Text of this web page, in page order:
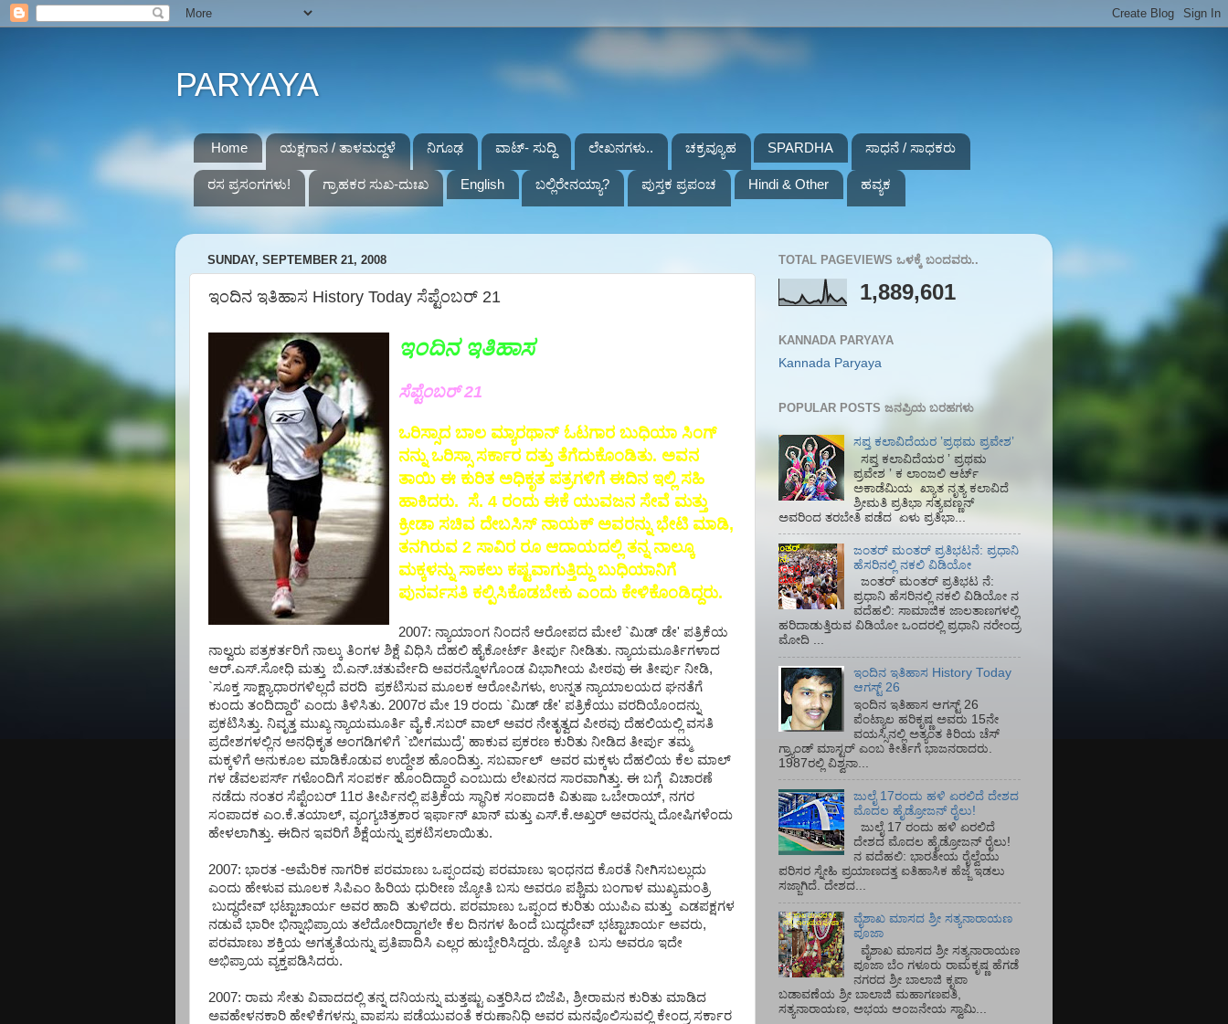
PARYAYA
Home ಯಕ್ಷಗಾನ / ತಾಳಮದ್ದಳೆ ನಿಗೂಢ ವಾಟ್- ಸುದ್ದಿ ಲೇಖನಗಳು.. ಚಕ್ರವ್ಯೂಹ SPARDHA ಸಾಧನೆ / ಸಾಧಕರು
ರಸ ಪ್ರಸಂಗಗಳು! ಗ್ರಾಹಕರ ಸುಖ-ದುಃಖ English ಬಲ್ಲಿರೇನಯ್ಯಾ? ಪುಸ್ತಕ ಪ್ರಪಂಚ Hindi & Other ಹವ್ಯಕ
SUNDAY, SEPTEMBER 21, 2008
ಇಂದಿನ ಇತಿಹಾಸ History Today ಸೆಪ್ಟೆಂಬರ್ 21
ಇಂದಿನ ಇತಿಹಾಸ
ಸೆಪ್ಟೆಂಬರ್ 21
ಒರಿಸ್ಸಾದ ಬಾಲ ಮ್ಯಾರಥಾನ್ ಓಟಗಾರ ಬುಧಿಯಾ ಸಿಂಗ್
ನನ್ನು ಒರಿಸ್ಸಾ ಸರ್ಕಾರ ದತ್ತು ತೆಗೆದುಕೊಂಡಿತು. ಅವನ
ತಾಯಿ ಈ ಕುರಿತ ಅಧಿಕೃತ ಪತ್ರಗಳಿಗೆ ಈದಿನ ಇಲ್ಲಿ ಸಹಿ
ಹಾಕಿದರು. ಸೆ. 4 ರಂದು ಈಕೆ ಯುವಜನ ಸೇವೆ ಮತ್ತು
ಕ್ರೀಡಾ ಸಚಿವ ದೇಬಸಿಸ್ ನಾಯಕ್ ಅವರನ್ನು ಭೇಟಿ ಮಾಡಿ,
ತನಗಿರುವ 2 ಸಾವಿರ ರೂ ಆದಾಯದಲ್ಲಿ ತನ್ನ ನಾಲ್ಕೂ
ಮಕ್ಕಳನ್ನು ಸಾಕಲು ಕಷ್ಟವಾಗುತ್ತಿದ್ದು ಬುಧಿಯಾನಿಗೆ
ಪುನರ್ವಸತಿ ಕಲ್ಪಿಸಿಕೊಡಬೇಕು ಎಂದು ಕೇಳಿಕೊಂಡಿದ್ದರು.
2007: ನ್ಯಾಯಾಂಗ ನಿಂದನೆ ಆರೋಪದ ಮೇಲೆ `ಮಿಡ್ ಡೇ' ಪತ್ರಿಕೆಯ
ನಾಲ್ವರು ಪತ್ರಕರ್ತರಿಗೆ ನಾಲ್ಕು ತಿಂಗಳ ಶಿಕ್ಷೆ ವಿಧಿಸಿ ದೆಹಲಿ ಹೈಕೋರ್ಟ್ ತೀರ್ಪು ನೀಡಿತು. ನ್ಯಾಯಮೂರ್ತಿಗಳಾದ
ಆರ್.ಎಸ್.ಸೋಧಿ ಮತ್ತು ಬಿ.ಎನ್.ಚತುರ್ವೇದಿ ಅವರನ್ನೊಳಗೊಂಡ ವಿಭಾಗೀಯ ಪೀಠವು ಈ ತೀರ್ಪು ನೀಡಿ,
`ಸೂಕ್ತ ಸಾಕ್ಷ್ಯಾಧಾರಗಳಿಲ್ಲದೆ ವರದಿ ಪ್ರಕಟಿಸುವ ಮೂಲಕ ಆರೋಪಿಗಳು, ಉನ್ನತ ನ್ಯಾಯಾಲಯದ ಘನತೆಗೆ
ಕುಂದು ತಂದಿದ್ದಾರೆ' ಎಂದು ತಿಳಿಸಿತು. 2007ರ ಮೇ 19 ರಂದು `ಮಿಡ್ ಡೇ' ಪತ್ರಿಕೆಯು ವರದಿಯೊಂದನ್ನು
ಪ್ರಕಟಿಸಿತ್ತು. ನಿವೃತ್ತ ಮುಖ್ಯ ನ್ಯಾಯಮೂರ್ತಿ ವೈ.ಕೆ.ಸಬರ್ ವಾಲ್ ಅವರ ನೇತೃತ್ವದ ಪೀಠವು ದೆಹಲಿಯಲ್ಲಿ ವಸತಿ
ಪ್ರದೇಶಗಳಲ್ಲಿನ ಅನಧಿಕೃತ ಅಂಗಡಿಗಳಿಗೆ `ಬೀಗಮುದ್ರೆ' ಹಾಕುವ ಪ್ರಕರಣ ಕುರಿತು ನೀಡಿದ ತೀರ್ಪು ತಮ್ಮ
ಮಕ್ಕಳಿಗೆ ಅನುಕೂಲ ಮಾಡಿಕೊಡುವ ಉದ್ದೇಶ ಹೊಂದಿತ್ತು. ಸಬರ್ವಾಲ್ ಅವರ ಮಕ್ಕಳು ದೆಹಲಿಯ ಕೆಲ ಮಾಲ್
ಗಳ ಡೆವಲಪರ್ಸ್ ಗಳೊಂದಿಗೆ ಸಂಪರ್ಕ ಹೊಂದಿದ್ದಾರೆ ಎಂಬುದು ಲೇಖನದ ಸಾರವಾಗಿತ್ತು. ಈ ಬಗ್ಗೆ ವಿಚಾರಣೆ
ನಡೆದು ನಂತರ ಸೆಪ್ಟೆಂಬರ್ 11ರ ತೀರ್ಪಿನಲ್ಲಿ ಪತ್ರಿಕೆಯ ಸ್ಥಾನಿಕ ಸಂಪಾದಕಿ ವಿತುಷಾ ಒಬೇರಾಯ್, ನಗರ
ಸಂಪಾದಕ ಎಂ.ಕೆ.ತಯಾಲ್, ವ್ಯಂಗ್ಯಚಿತ್ರಕಾರ ಇರ್ಫಾನ್ ಖಾನ್ ಮತ್ತು ಎಸ್.ಕೆ.ಅಖ್ತರ್ ಅವರನ್ನು ದೋಷಿಗಳೆಂದು
ಹೇಳಲಾಗಿತ್ತು. ಈದಿನ ಇವರಿಗೆ ಶಿಕ್ಷೆಯನ್ನು ಪ್ರಕಟಿಸಲಾಯಿತು.
2007: ಭಾರತ -ಅಮೆರಿಕ ನಾಗರಿಕ ಪರಮಾಣು ಒಪ್ಪಂದವು ಪರಮಾಣು ಇಂಧನದ ಕೊರತೆ ನೀಗಿಸಬಲ್ಲುದು
ಎಂದು ಹೇಳುವ ಮೂಲಕ ಸಿಪಿಎಂ ಹಿರಿಯ ಧುರೀಣ ಜ್ಯೋತಿ ಬಸು ಅವರೂ ಪಶ್ಚಿಮ ಬಂಗಾಳ ಮುಖ್ಯಮಂತ್ರಿ
ಬುದ್ಧದೇವ್ ಭಟ್ಟಾಚಾರ್ಯ ಅವರ ಹಾದಿ ತುಳಿದರು. ಪರಮಾಣು ಒಪ್ಪಂದ ಕುರಿತು ಯುಪಿಎ ಮತ್ತು ಎಡಪಕ್ಷಗಳ
ನಡುವೆ ಭಾರೀ ಭಿನ್ನಾಭಿಪ್ರಾಯ ತಲೆದೋರಿದ್ದಾಗಲೇ ಕೆಲ ದಿನಗಳ ಹಿಂದೆ ಬುದ್ಧದೇವ್ ಭಟ್ಟಾಚಾರ್ಯ ಅವರು,
ಪರಮಾಣು ಶಕ್ತಿಯ ಅಗತ್ಯತೆಯನ್ನು ಪ್ರತಿಪಾದಿಸಿ ಎಲ್ಲರ ಹುಬ್ಬೇರಿಸಿದ್ದರು. ಜ್ಯೋತಿ ಬಸು ಅವರೂ ಇದೇ
ಅಭಿಪ್ರಾಯ ವ್ಯಕ್ತಪಡಿಸಿದರು.
2007: ರಾಮ ಸೇತು ವಿವಾದದಲ್ಲಿ ತನ್ನ ದನಿಯನ್ನು ಮತ್ತಷ್ಟು ಎತ್ತರಿಸಿದ ಬಿಜೆಪಿ, ಶ್ರೀರಾಮನ ಕುರಿತು ಮಾಡಿದ
ಅವಹೇಳನಕಾರಿ ಹೇಳಿಕೆಗಳನ್ನು ವಾಪಸು ಪಡೆಯುವಂತೆ ಕರುಣಾನಿಧಿ ಅವರ ಮನವೊಲಿಸುವಲ್ಲಿ ಕೇಂದ್ರ ಸರ್ಕಾರ
TOTAL PAGEVIEWS ಒಳಕ್ಕೆ ಬಂದವರು..
1,889,601
KANNADA PARYAYA
Kannada Paryaya
POPULAR POSTS ಜನಪ್ರಿಯ ಬರಹಗಳು
ಸಪ್ತ ಕಲಾವಿದೆಯರ ʼಪ್ರಥಮ ಪ್ರವೇಶʼ
ಸಪ್ತ ಕಲಾವಿದೆಯರ ʼ ಪ್ರಥಮ
ಪ್ರವೇಶ ʼ ಕ ಲಾಂಜಲಿ ಆರ್ಟ್
ಅಕಾಡೆಮಿಯ‌ ಖ್ಯಾತ ನೃತ್ಯ ಕಲಾವಿದೆ
ಶ್ರೀಮತಿ ಪ್ರತಿಭಾ ಸತ್ಯವಣ್ಣನ್
ಅವರಿಂದ ತರಬೇತಿ ಪಡೆದ ಏಳು ಪ್ರತಿಭಾ...
ಜಂತರ್ ಮಂತರ್ ಪ್ರತಿಭಟನೆ: ಪ್ರಧಾನಿ
ಹೆಸರಿನಲ್ಲಿ ನಕಲಿ ವಿಡಿಯೋ
ಜಂತರ್ ಮಂತರ್ ಪ್ರತಿಭಟ ನೆ:
ಪ್ರಧಾನಿ ಹೆಸರಿನಲ್ಲಿ ನಕಲಿ ವಿಡಿಯೋ ನ
ವದೆಹಲಿ: ಸಾಮಾಜಿಕ ಜಾಲತಾಣಗಳಲ್ಲಿ
ಹರಿದಾಡುತ್ತಿರುವ ವಿಡಿಯೋ ಒಂದರಲ್ಲಿ ಪ್ರಧಾನಿ ನರೇಂದ್ರ
ಮೋದಿ ...
ಇಂದಿನ ಇತಿಹಾಸ History Today
ಆಗಸ್ಟ್ 26
ಇಂದಿನ ಇತಿಹಾಸ ಆಗಸ್ಟ್ 26
ಪೆಂಟ್ಯಾಲ ಹರಿಕೃಷ್ಣ ಅವರು 15ನೇ
ವಯಸ್ಸಿನಲ್ಲಿ ಅತ್ಯಂತ ಕಿರಿಯ ಚೆಸ್
ಗ್ರ್ಯಾಂಡ್ ಮಾಸ್ಟರ್ ಎಂಬ ಕೀರ್ತಿಗೆ ಭಾಜನರಾದರು.
1987ರಲ್ಲಿ ವಿಶ್ವನಾ...
ಜುಲೈ 17ರಂದು ಹಳಿ ಏರಲಿದೆ ದೇಶದ
ಮೊದಲ ಹೈಡ್ರೋಜನ್ ರೈಲು!
ಜುಲೈ 17 ರಂದು ಹಳಿ ಏರಲಿದೆ
ದೇಶದ ಮೊದಲ ಹೈಡ್ರೋಜನ್ ರೈಲು!
ನ ವದೆಹಲಿ: ಭಾರತೀಯ ರೈಲ್ವೆಯು
ಪರಿಸರ ಸ್ನೇಹಿ ಪ್ರಯಾಣದತ್ತ ಐತಿಹಾಸಿಕ ಹೆಜ್ಜೆ ಇಡಲು
ಸಜ್ಜಾಗಿದೆ. ದೇಶದ...
ವೈಶಾಖ ಮಾಸದ ಶ್ರೀ ಸತ್ಯನಾರಾಯಣ
ಪೂಜಾ
ವೈಶಾಖ ಮಾಸದ ಶ್ರೀ ಸತ್ಯನಾರಾಯಣ
ಪೂಜಾ ಬೆಂ ಗಳೂರು ರಾಮಕೃಷ್ಣ ಹೆಗಡೆ
ನಗರದ ಶ್ರೀ ಬಾಲಾಜಿ ಕೃಪಾ
ಬಡಾವಣೆಯ ಶ್ರೀ ಬಾಲಾಜಿ ಮಹಾಗಣಪತಿ,
ಸತ್ಯನಾರಾಯಣ, ಅಭಯ ಆಂಜನೇಯ ಸ್ವಾಮಿ...